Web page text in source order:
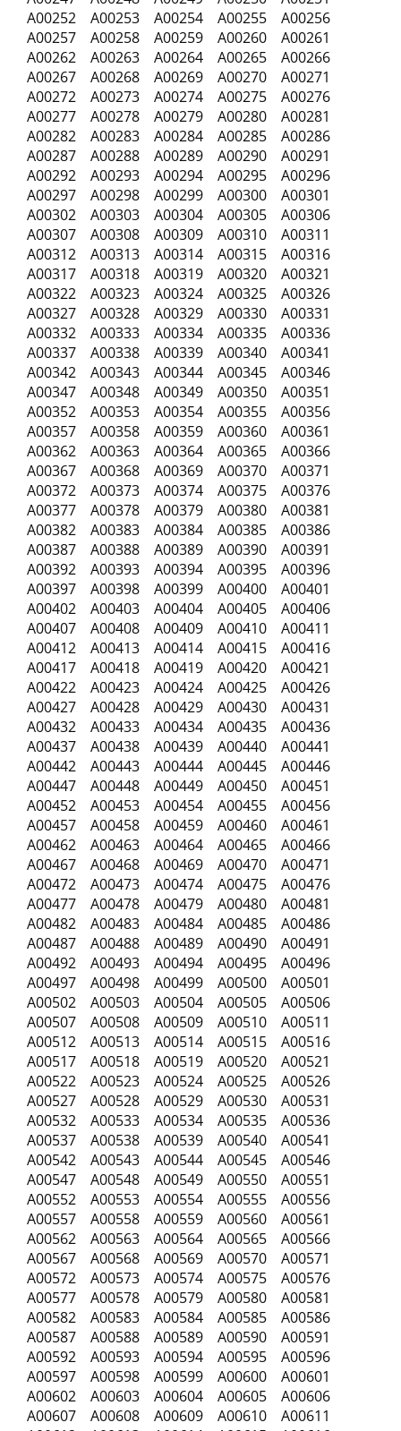
A00252 A00253 A00254 A00255 A00256
A00257 A00258 A00259 A00260 A00261
A00262 A00263 A00264 A00265 A00266
A00267 A00268 A00269 A00270 A00271
A00272 A00273 A00274 A00275 A00276
A00277 A00278 A00279 A00280 A00281
A00282 A00283 A00284 A00285 A00286
A00287 A00288 A00289 A00290 A00291
A00292 A00293 A00294 A00295 A00296
A00297 A00298 A00299 A00300 A00301
A00302 A00303 A00304 A00305 A00306
A00307 A00308 A00309 A00310 A00311
A00312 A00313 A00314 A00315 A00316
A00317 A00318 A00319 A00320 A00321
A00322 A00323 A00324 A00325 A00326
A00327 A00328 A00329 A00330 A00331
A00332 A00333 A00334 A00335 A00336
A00337 A00338 A00339 A00340 A00341
A00342 A00343 A00344 A00345 A00346
A00347 A00348 A00349 A00350 A00351
A00352 A00353 A00354 A00355 A00356
A00357 A00358 A00359 A00360 A00361
A00362 A00363 A00364 A00365 A00366
A00367 A00368 A00369 A00370 A00371
A00372 A00373 A00374 A00375 A00376
A00377 A00378 A00379 A00380 A00381
A00382 A00383 A00384 A00385 A00386
A00387 A00388 A00389 A00390 A00391
A00392 A00393 A00394 A00395 A00396
A00397 A00398 A00399 A00400 A00401
A00402 A00403 A00404 A00405 A00406
A00407 A00408 A00409 A00410 A00411
A00412 A00413 A00414 A00415 A00416
A00417 A00418 A00419 A00420 A00421
A00422 A00423 A00424 A00425 A00426
A00427 A00428 A00429 A00430 A00431
A00432 A00433 A00434 A00435 A00436
A00437 A00438 A00439 A00440 A00441
A00442 A00443 A00444 A00445 A00446
A00447 A00448 A00449 A00450 A00451
A00452 A00453 A00454 A00455 A00456
A00457 A00458 A00459 A00460 A00461
A00462 A00463 A00464 A00465 A00466
A00467 A00468 A00469 A00470 A00471
A00472 A00473 A00474 A00475 A00476
A00477 A00478 A00479 A00480 A00481
A00482 A00483 A00484 A00485 A00486
A00487 A00488 A00489 A00490 A00491
A00492 A00493 A00494 A00495 A00496
A00497 A00498 A00499 A00500 A00501
A00502 A00503 A00504 A00505 A00506
A00507 A00508 A00509 A00510 A00511
A00512 A00513 A00514 A00515 A00516
A00517 A00518 A00519 A00520 A00521
A00522 A00523 A00524 A00525 A00526
A00527 A00528 A00529 A00530 A00531
A00532 A00533 A00534 A00535 A00536
A00537 A00538 A00539 A00540 A00541
A00542 A00543 A00544 A00545 A00546
A00547 A00548 A00549 A00550 A00551
A00552 A00553 A00554 A00555 A00556
A00557 A00558 A00559 A00560 A00561
A00562 A00563 A00564 A00565 A00566
A00567 A00568 A00569 A00570 A00571
A00572 A00573 A00574 A00575 A00576
A00577 A00578 A00579 A00580 A00581
A00582 A00583 A00584 A00585 A00586
A00587 A00588 A00589 A00590 A00591
A00592 A00593 A00594 A00595 A00596
A00597 A00598 A00599 A00600 A00601
A00602 A00603 A00604 A00605 A00606
A00607 A00608 A00609 A00610 A00611